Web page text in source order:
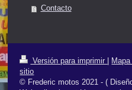
Contacto
Versión para imprimir
Mapa
sitio
© Frederic motos 2021 - (